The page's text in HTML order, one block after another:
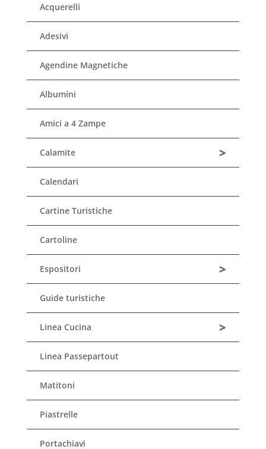
Acquerelli
Adesivi
Agendine Magnetiche
Albumini
Amici a 4 Zampe
>
Calamite
Calendari
Cartine Turistiche
Cartoline
>
Espositori
Guide turistiche
>
Linea Cucina
Linea Passepartout
Matitoni
Piastrelle
Portachiavi